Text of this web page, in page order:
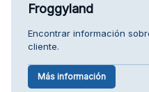
Froggyland
Encontrar información
cliente.
Más información